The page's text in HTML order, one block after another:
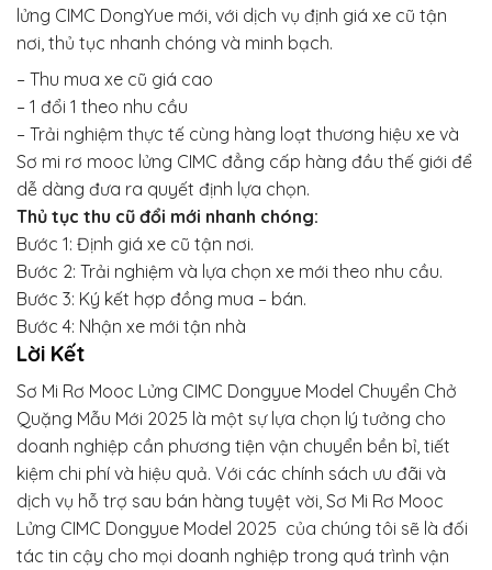
lửng CIMC DongYue mới, với dịch vụ định giá xe cũ tận
nơi, thủ tục nhanh chóng và minh bạch.
– Thu mua xe cũ giá cao
– 1 đổi 1 theo nhu cầu
– Trải nghiệm thực tế cùng hàng loạt thương hiệu xe và
Sơ mi rơ mooc lửng CIMC đẳng cấp hàng đầu thế giới để
dễ dàng đưa ra quyết định lựa chọn.
Thủ tục thu cũ đổi mới nhanh chóng:
Bước 1: Định giá xe cũ tận nơi.
Bước 2: Trải nghiệm và lựa chọn xe mới theo nhu cầu.
Bước 3: Ký kết hợp đồng mua – bán.
Bước 4: Nhận xe mới tận nhà
Lời Kết
Sơ Mi Rơ Mooc Lửng CIMC Dongyue Model Chuyển Chở
Quặng Mẫu Mới 2025 là một sự lựa chọn lý tưởng cho
doanh nghiệp cần phương tiện vận chuyển bền bỉ, tiết
kiệm chi phí và hiệu quả. Với các chính sách ưu đãi và
dịch vụ hỗ trợ sau bán hàng tuyệt vời, Sơ Mi Rơ Mooc
Lửng CIMC Dongyue Model 2025 của chúng tôi sẽ là đối
tác tin cậy cho mọi doanh nghiệp trong quá trình vận